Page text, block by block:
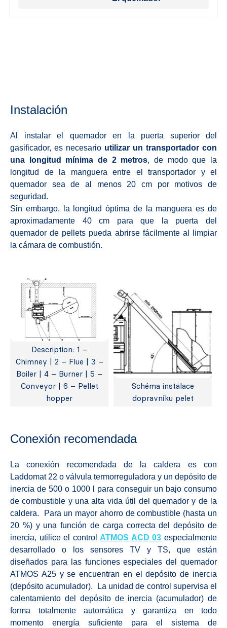
Instalación
Al instalar el quemador en la puerta superior del
gasificador, es necesario utilizar un transportador con
una longitud mínima de 2 metros, de modo que la
longitud de la manguera entre el transportador y el
quemador sea de al menos 20 cm por motivos de
seguridad.
Sin embargo, la longitud óptima de la manguera es de
aproximadamente 40 cm para que la puerta del
quemador de pellets pueda abrirse fácilmente al limpiar
la cámara de combustión.
Description: 1 –
Chimney | 2 – Flue | 3 –
Boiler | 4 – Burner | 5 –
Conveyor | 6 – Pellet
hopper
Schéma instalace
dopravníku pelet
Conexión recomendada
La conexión recomendada de la caldera es con
Laddomat 22 o válvula termorreguladora y un depósito de
inercia de 500 o 1000 l para conseguir un bajo consumo
de combustible y una alta vida útil del quemador y de la
caldera. Para un mayor ahorro de combustible (hasta un
20 %) y una función de carga correcta del depósito de
inercia, utilice el control ATMOS ACD 03 especialmente
desarrollado o los sensores TV y TS, que están
diseñados para las funciones especiales del quemador
ATMOS A25 y se encuentran en el depósito de inercia
(depósito acumulador). La unidad de control supervisa el
calentamiento del depósito de inercia (acumulador) de
forma totalmente automática y garantiza en todo
momento energía suficiente para el sistema de